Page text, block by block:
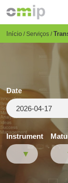
para
conteúdo
Breadcrumb
Início Serviços
Date
Instrument